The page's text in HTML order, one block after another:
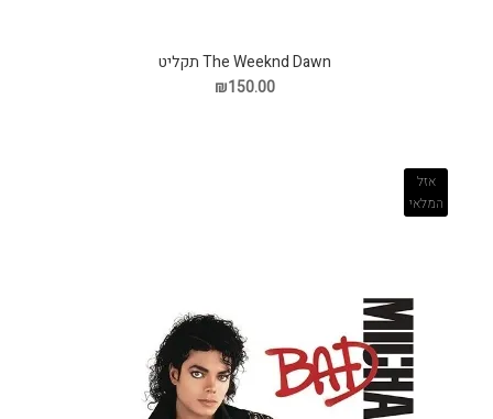
The Weeknd Dawn תקליט
₪150.00
אזל
המלאי